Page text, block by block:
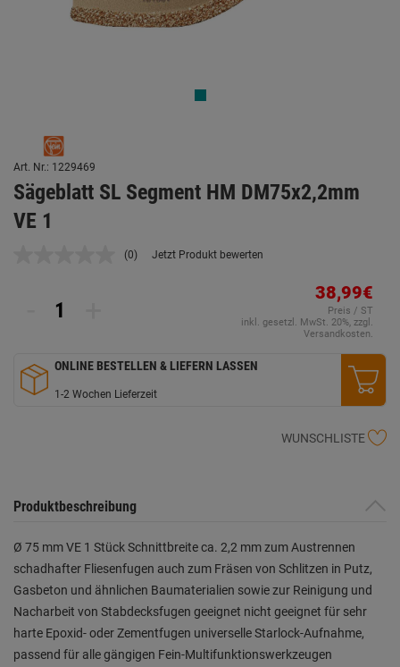
Art. Nr.: 1229469
Sägeblatt SL Segment HM DM75x2,2mm
VE 1
Kein
(0) Jetzt Produkt bewerten
38,99€
Preis / ST
inkl. gesetzl. MwSt. 20%, zzgl.
Versandkosten.
ONLINE BESTELLEN & LIEFERN LASSEN
1-2 Wochen Lieferzeit
WUNSCHLISTE
Produktbeschreibung
Ø 75 mm VE 1 Stück Schnittbreite ca. 2,2 mm zum Austrennen
schadhafter Fliesenfugen auch zum Fräsen von Schlitzen in Putz,
Gasbeton und ähnlichen Baumaterialien sowie zur Reinigung und
Nacharbeit von Stabdecksfugen geeignet nicht geeignet für sehr
harte Epoxid- oder Zementfugen universelle Starlock-Aufnahme,
passend für alle gängigen Fein-Multifunktionswerkzeugen